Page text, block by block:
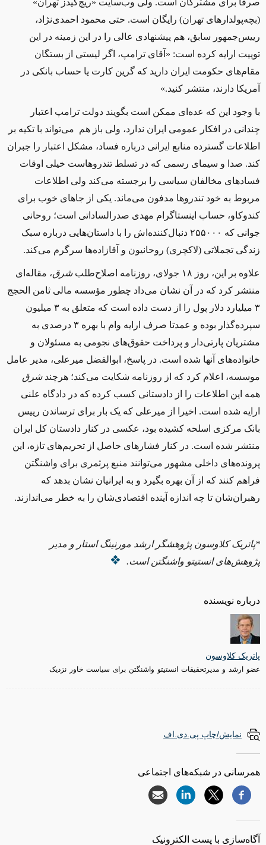
درباره نویسنده
پاتریک کلاوسون
عضو ارشد و مدیرتحقیقات انستیتو واشنگتن برای سیاست خاور نزدیک
صرفا برای مشترکان است. ولی وب‌سايت «ريچ‌کيدز تهران»
(بچه‌پولدارهای تهران) رایگان است. حتی محمود احمدی‌نژاد،
رييس‌جمهور سابق، هم پيشنهادی عالی را در اين زمينه در این
توييت ارایه کرده است: «آقای ترامپ، اگر لیستی از بستگان
مقام‌های حکومت ایران دارید که گرین‌ کارت یا حساب بانکی در
آمریکا دارند، منتشر کنید.»
با وجود این که عده‌ای ممکن است بگويند دولت ترامپ اعتبار
چندانی در افکار عمومی ایران ندارد، ولی باز هم می‌تواند با تکیه بر
اطلاعات گسترده منابع ایرانی درباره فساد، مشکل اعتبار را جبران
کند. صدا و سيمای رسمی که در تسلط تندروهاست خيلی اوقات
فسادهای مخالفان سیاسی را برجسته می‌کند ولی اطلاعات
مربوط به خود تندروها مدفون می‌ماند. يکی از جاهای خوب برای
کندوکاو، حساب اينستاگرام مهدی صدرالساداتی است؛ روحانی
جوانی که ۲۵۵۰۰۰ دنبال‌کننده‌اش را با داستان‌هايی درباره‌ سبک
زندگی تجملاتی (لاکچری) روحانيون و آقازاده‌ها سرگرم می‌کند.
علاوه بر اين، روز ۱۸ جولای، روزنامه‌ اصلاح‌طلب شرق، مقاله‌ای
منتشر کرد که در آن نشان می‌داد چطور مؤسسه‌ مالی ثامن الحجج
۳ ميلیارد دلار پول را از دست داده است که متعلق به ۳ ميلیون
سپرده‌گذار بوده و عمدتا صرف ارايه‌ وام با بهره‌ ۳ درصدی به
مشتریان پارتی‌دار و پرداخت حقوق‌های نجومی به مسئولان و
خانواده‌های آنها شده است. در پاسخ، ابوالفضل ميرعلی، مدير عامل
موسسه، اعلام کرد که از روزنامه شکايت می‌کند؛ هرچندشرق
همه اين اطلاعات را از دادستانی کسب کرده که در دادگاه علنی
ارايه شده است. اخيرا از ميرعلی که يک بار برای ترساندن رييس
بانک مرکزی اسلحه کشيده بود، عکسی در کنار دادستان کل ايران
منتشر شده است. در کنار فشارهای حاصل از تحریم‌های تازه، اين
پرونده‌های داخلی مشهور می‌توانند منبع پرثمری برای واشنگتن
فراهم کنند که از آن بهره بگيرد و به ايرانيان نشان بدهد که
رهبران‌شان تا چه اندازه آينده‌ اقتصادی‌شان را به خطر می‌اندازند.
*پاتریک کلاوسون پژوهشگر ارشد مورنینگ استار و مدیر
پژوهشهای انستیتو واشنگتن است.
نمایش/چاپ پی.دی.اف
همرسانی در شبکه‌های اجتماعی
آگاه‌سازی با پست الکترونیک